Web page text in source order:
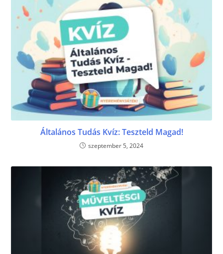
Általános Tudás Kvíz: Teszteld Magad!
szeptember 5, 2024